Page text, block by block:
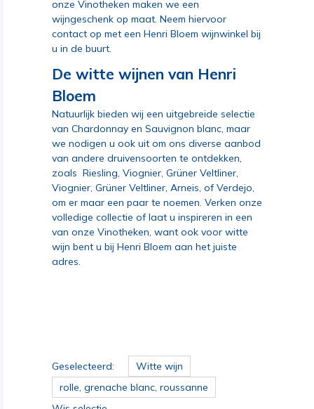
onze Vinotheken maken we een
wijngeschenk op maat. Neem hiervoor
contact op met een Henri Bloem wijnwinkel bij
u in de buurt.
De witte wijnen van Henri
Bloem
Natuurlijk bieden wij een uitgebreide selectie
van Chardonnay en Sauvignon blanc, maar
we nodigen u ook uit om ons diverse aanbod
van andere druivensoorten te ontdekken,
zoals Riesling, Viognier, Grüner Veltliner,
Viognier, Grüner Veltliner, Arneis, of Verdejo,
om er maar een paar te noemen. Verken onze
volledige collectie of laat u inspireren in een
van onze Vinotheken, want ook voor witte
wijn bent u bij Henri Bloem aan het juiste
adres.
Geselecteerd:
Witte wijn
rolle, grenache blanc, roussanne